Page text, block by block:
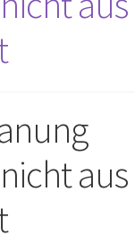
aus